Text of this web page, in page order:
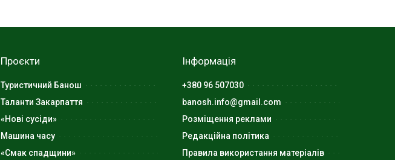
Проєкти
Туристичний Банош
Таланти Закарпаття
«Нові сусіди»
Машина часу
«Смак спадщини»
Інформація
+380 96 507030
banosh.info@gmail.com
Розміщення реклами
Редакційна політика
Правила використання матеріалів